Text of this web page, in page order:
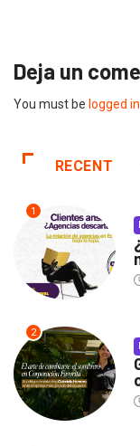
Deja un
You must be logged in
RECENT
1
2